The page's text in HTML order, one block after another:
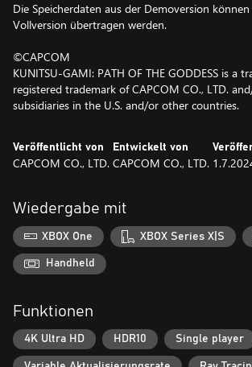
Die Speicherdaten aus der Demoversion
Vollversion übertragen werden.
©CAPCOM
KUNITSU-GAMI: PATH OF THE GODDESS is a
registered trademark of CAPCOM CO., LTD.
subsidiaries in the U.S. and/or other countries.
Veröffentlicht von
CAPCOM CO., LTD.
Entwickelt von
CAPCOM CO., LTD.
Wiedergabe mit
XBOX One XBOX Series X|S
Handheld
Funktionen
4K Ultra HD HDR10 Single player